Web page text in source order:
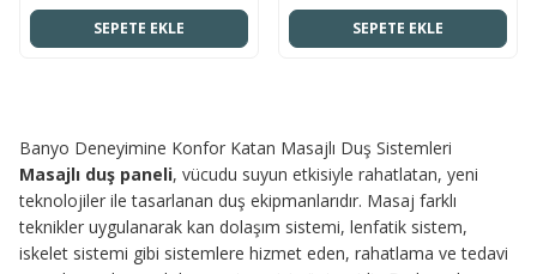
SEPETE EKLE SEPETE EKLE
Banyo Deneyimine Konfor Katan Masajlı Duş Sistemleri
Masajlı duş paneli, vücudu suyun etkisiyle rahatlatan, yeni
teknolojiler ile tasarlanan duş ekipmanlarıdır. Masaj farklı
teknikler uygulanarak kan dolaşım sistemi, lenfatik sistem,
iskelet sistemi gibi sistemlere hizmet eden, rahatlama ve tedavi